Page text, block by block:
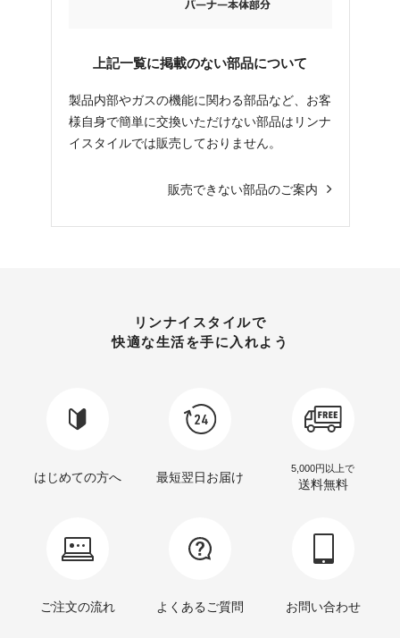
上記一覧に掲載のない部品について
製品内部やガスの機能に関わる部品など、お客
様自身で簡単に交換いただけない部品はリンナ
イスタイルでは販売しておりません。
販売できない部品のご案内
リンナイスタイルで
快適な生活を手に入れよう
はじめての方へ 最短翌日お届け
5,000円以上で
送料無料
ご注文の流れ よくあるご質問 お問い合わせ